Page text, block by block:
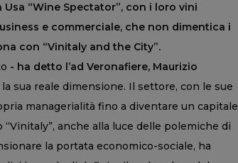
“Wine Spectator”, con i loro vini
e commerciale, che non dimentica i
con “Vinitaly and the City”.
- ha detto l’ad Veronafiere, Maurizio
sua reale dimensione. Il settore, con le sue
managerialità fino a diventare un capitale
anche alla luce delle polemiche di
la portata economico-sociale, ha